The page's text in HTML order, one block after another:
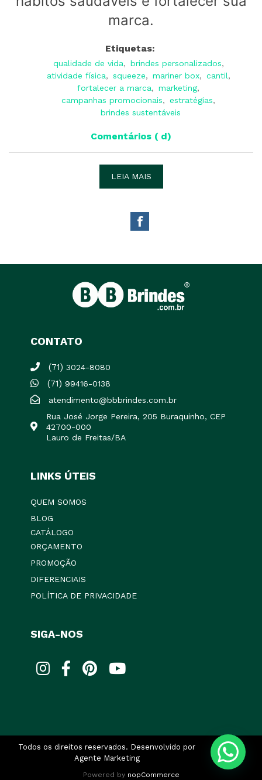
marca.
Etiquetas:
qualidade de vida, brindes personalizados,
atividade física, squeeze, mariner box, cantil,
fortalecer a marca, marketing,
campanhas promocionais, estratégias,
brindes sustentáveis
Comentários ( d)
LEIA MAIS
CONTATO
(71) 3024-8080
(71) 99416-0138
atendimento@bbbrindes.com.br
Rua José Jorge Pereira, 205 Buraquinho, CEP
42700-000
Lauro de Freitas/BA
LINKS ÚTEIS
QUEM SOMOS
BLOG
CATÁLOGO
ORÇAMENTO
PROMOÇÃO
DIFERENCIAIS
POLÍTICA DE PRIVACIDADE
SIGA-NOS
Todos os direitos reservados. Desenvolvido por
Agente Marketing
Powered by nopCommerce